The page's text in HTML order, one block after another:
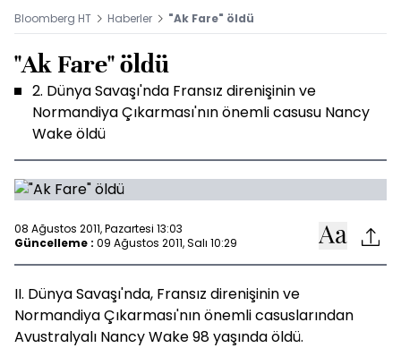
Bloomberg HT Haberler "Ak Fare" öldü
"Ak Fare" öldü
2. Dünya Savaşı'nda Fransız direnişinin ve
Normandiya Çıkarması'nın önemli casusu Nancy
Wake öldü
08 Ağustos 2011, Pazartesi 13:03
Güncelleme : 09 Ağustos 2011, Salı 10:29
II. Dünya Savaşı'nda, Fransız direnişinin ve
Normandiya Çıkarması'nın önemli casuslarından
Avustralyalı Nancy Wake 98 yaşında öldü.